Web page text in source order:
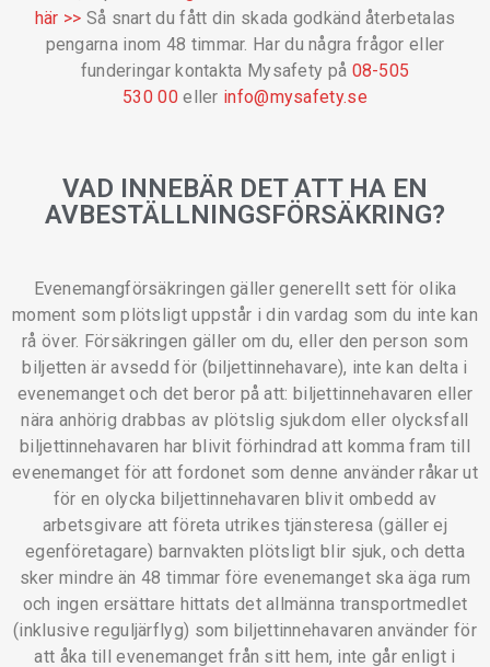
här >> Så snart du fått din skada godkänd återbetalas
pengarna inom 48 timmar. Har du några frågor eller
funderingar kontakta Mysafety på 08-505
530 00eller info@mysafety.se
VAD INNEBÄR DET ATT HA EN
AVBESTÄLLNINGSFÖRSÄKRING?
Evenemangförsäkringen gäller generellt sett för olika
moment som plötsligt uppstår i din vardag som du inte kan
rå över. Försäkringen gäller om du, eller den person som
biljetten är avsedd för (biljettinnehavare), inte kan delta i
evenemanget och det beror på att: biljettinnehavaren eller
nära anhörig drabbas av plötslig sjukdom eller olycksfall
biljettinnehavaren har blivit förhindrad att komma fram till
evenemanget för att fordonet som denne använder råkar ut
för en olycka biljettinnehavaren blivit ombedd av
arbetsgivare att företa utrikes tjänsteresa (gäller ej
egenföretagare) barnvakten plötsligt blir sjuk, och detta
sker mindre än 48 timmar före evenemanget ska äga rum
och ingen ersättare hittats det allmänna transportmedlet
(inklusive reguljärflyg) som biljettinnehavaren använder för
att åka till evenemanget från sitt hem, inte går enligt i